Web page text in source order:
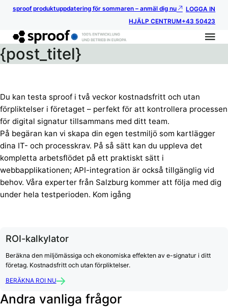
sproof produktuppdatering för sommaren – anmäl dig nu
LOGGA IN
HJÄLP CENTRUM+43 50423
{post_titel}
Du kan testa sproof i två veckor kostnadsfritt och utan
förpliktelser i företaget – perfekt för att kontrollera processen
för digital signatur tillsammans med ditt team.
På begäran kan vi skapa din egen testmiljö som kartlägger
dina IT- och processkrav. På så sätt kan du uppleva det
kompletta arbetsflödet på ett praktiskt sätt i
webbapplikationen; API-integration är också tillgänglig vid
behov. Våra experter från Salzburg kommer att följa med dig
under hela testperioden. Kom igång
ROI-kalkylator
Beräkna den miljömässiga och ekonomiska effekten av e-signatur i ditt
företag. Kostnadsfritt och utan förpliktelser.
BERÄKNA ROI NU
Andra vanliga frågor